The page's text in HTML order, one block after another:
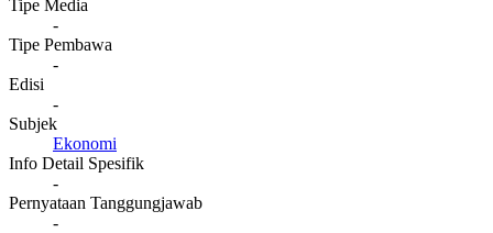
Tipe Media
-
Tipe Pembawa
-
Edisi
-
Subjek
Ekonomi
Info Detail Spesifik
-
Pernyataan Tanggungjawab
-